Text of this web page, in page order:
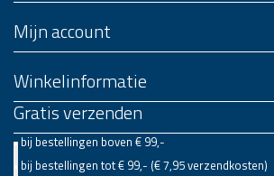
Mijn account
Winkelinformatie
Gratis verzenden
• bij bestellingen boven € 99,-
• bij bestellingen tot € 99,- (€ 7,95 verzendkosten)